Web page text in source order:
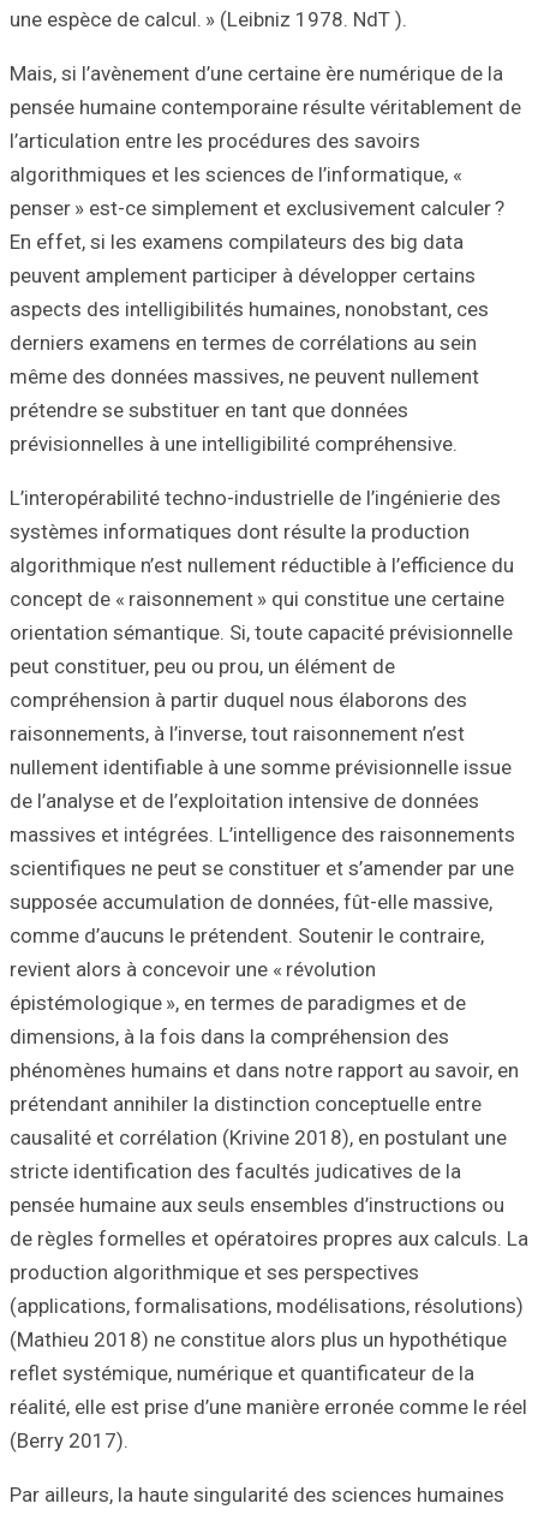
une espèce de
Mais, si
pensée
l’articulation
algorithmiques
penser » est-ce
En effet, si les
peuvent
aspects des
derniers
même des
prétendre se
prévisionnelles
systèmes
algorithmique
concept de «
orientation
peut constituer,
compréhension
raisonnements,
nullement
de l’analyse et
massives et
scientifiques ne
supposée
comme
épistémologique
dimensions, à
phénomènes
prétendant
causalité et
stricte
pensée humaine
de règles
production
(applications,
(Mathieu 2018)
reflet
réalité, elle est
Par ailleurs, la